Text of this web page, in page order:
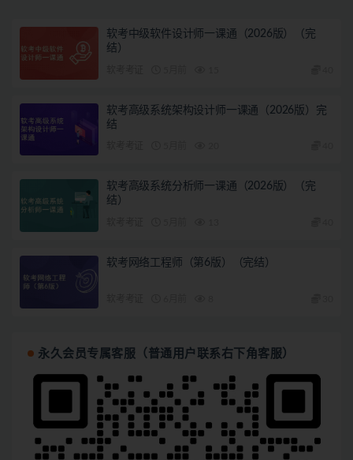
软考中级软件设计师一课通（2026版）（完
结）
软考高级系统架构设计师一课通（2026版）完
结
软考高级系统分析师一课通（2026版）（完
结）
软考网络工程师（第6版）（完结）
永久会员专属客服（普通用户联系右下角客服）